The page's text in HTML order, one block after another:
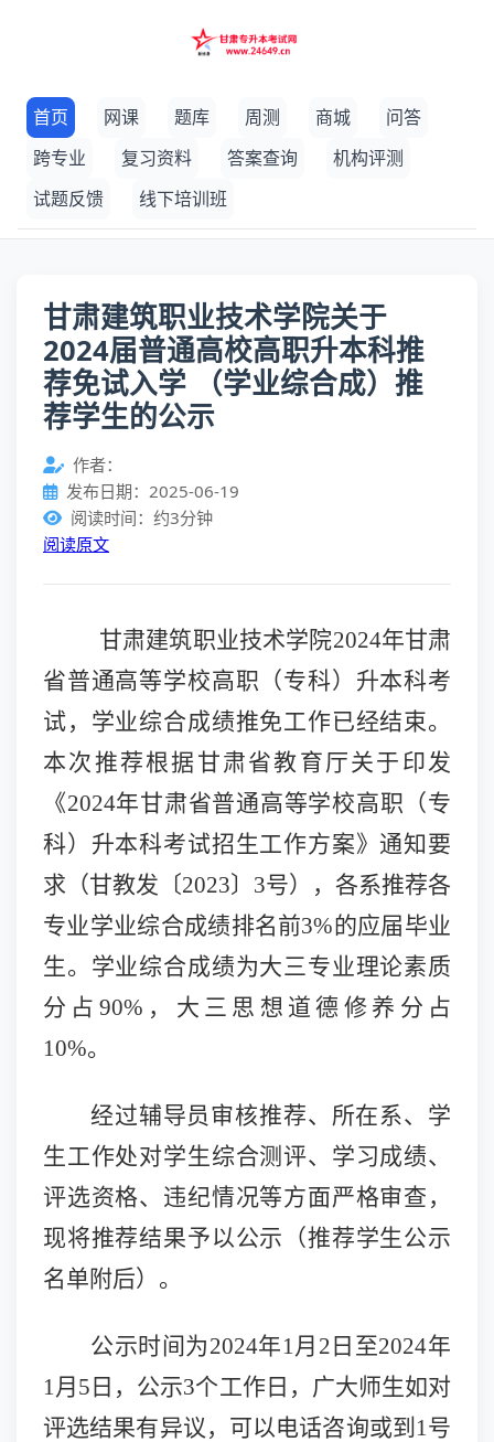
首页 网课 题库 周测 商城
问答
跨专业
复习资料 答案查询
机构评测
试题反馈
线下培训班
甘肃建筑职业技术学院关于
2024届普通高校高职升本科推
荐免试入学 （学业综合成）推
荐学生的公示
作者：
发布日期：2025-06-19
阅读时间：约3分钟
阅读原文
甘肃建筑职业技术学院2024年甘肃
省普通高等学校高职（专科）升本科考
试，学业综合成绩推免工作已经结束。
本次推荐根据甘肃省教育厅关于印发
《2024年甘肃省普通高等学校高职（专
科）升本科考试招生工作方案》通知要
求（甘教发〔2023〕3号），各系推荐各
专业学业综合成绩排名前3%的应届毕业
生。学业综合成绩为大三专业理论素质
分占90%，大三思想道德修养分占
10%。
经过辅导员 审核推荐、所在系、学
生工作处对学生综合测评、 学习成绩、
评选资格、违纪情况等方面严格审查 ，
现将推荐结果予以公示 （推荐学生公示
名单附后）。
公示时间为2024年1月 2 日至2024年
1月 5 日，公示3个工作日 ，广大师生如对
评选结果有异议， 可以电话咨询或到 1号